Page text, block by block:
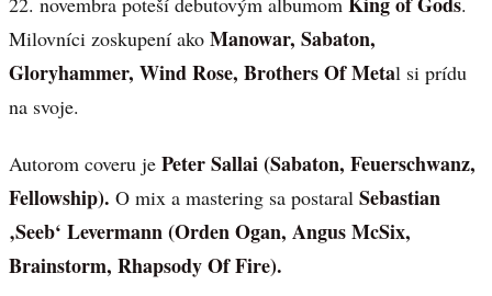
Milovníci zoskupení ako Manowar, Sabaton,
Gloryhammer, Wind Rose, Brothers Of Metal si prídu
na svoje.
Autorom coveru je Peter Sallai (Sabaton, Feuerschwanz,
Fellowship). O mix a mastering sa postaral Sebastian
‚Seeb‘ Levermann (Orden Ogan, Angus McSix,
Brainstorm, Rhapsody Of Fire).